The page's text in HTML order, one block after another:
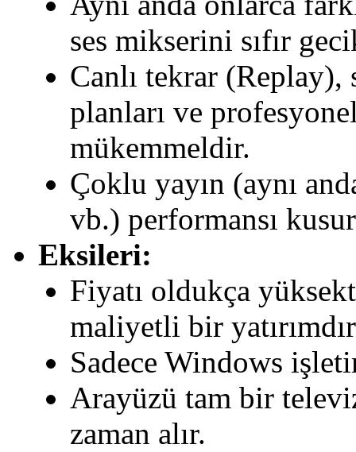
ses mikserini sıfır
Canlı tekrar (Replay),
planları ve
mükemmeldir.
Çoklu yayın (aynı
vb.) performansı
Eksileri:
Fiyatı oldukça
maliyetli bir
Sadece Windows
Arayüzü tam bir
zaman alır.